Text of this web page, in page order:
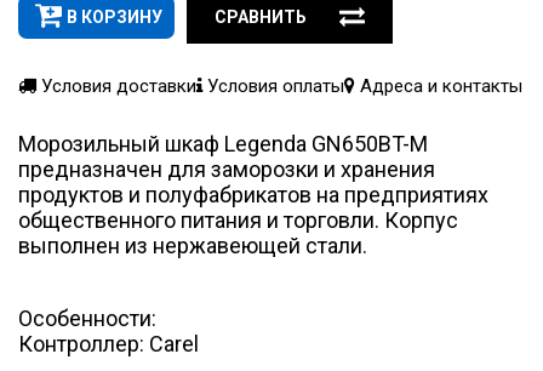
В КОРЗИНУ СРАВНИТЬ
Условия доставки Условия оплаты Адреса и контакты
Морозильный шкаф Legenda GN650BT-M
предназначен для заморозки и хранения
продуктов и полуфабрикатов на предприятиях
общественного питания и торговли. Корпус
выполнен из нержавеющей стали.
Особенности:
Контроллер: Carel